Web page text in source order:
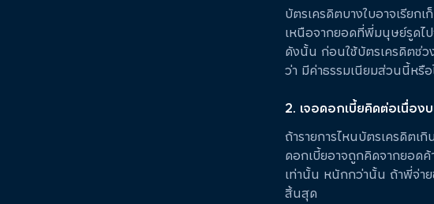
บัตรเครดิตบางใบอาจเรียก
เหนือจากยอดที่พี่มนุษย์รูดไ
ดังนั้น ก่อนใช้บัตรเครดิตช่ว
ว่า มีค่าธรรมเนียมส่วนนี้หรื
2. เจอดอกเบี้ยคิดต่อเนื่อ
ถ้ารายการไหนบัตรเครดิตเ
ดอกเบี้ยอาจถูกคิดจากยอดค้
เท่านั้น หนักกว่านั้น ถ้าพี่จ่า
สิ้นสุด